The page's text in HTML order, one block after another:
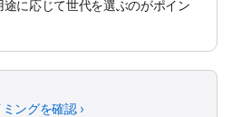
に応じて世代を選ぶのがポイン
ングを確認 ›